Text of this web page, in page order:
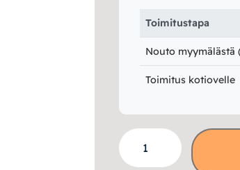
Toimitustapa
Nouto myymälästä
Toimitus kotiovelle
Avelino
runkosänky